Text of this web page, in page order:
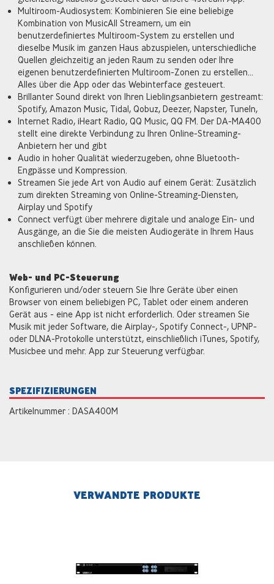
Multiroom-Audiosystem: Kombinieren Sie eine beliebige
Kombination von MusicAll Streamern, um ein
benutzerdefiniertes Multiroom-System zu erstellen und
dieselbe Musik im ganzen Haus abzuspielen, unterschiedliche
Quellen gleichzeitig an jeden Raum zu senden oder Ihre
eigenen benutzerdefinierten Multiroom-Zonen zu erstellen...
Alles über die App oder das Webinterface gesteuert.
Brillanter Sound direkt von Ihren Lieblingsanbietern gestreamt:
Spotify, Amazon Music, Tidal, Qobuz, Deezer, Napster, TuneIn,
Internet Radio, iHeart Radio, QQ Music, QQ FM. Der DA-MA400
stellt eine direkte Verbindung zu Ihren Online-Streaming-
Anbietern her und gibt
Audio in hoher Qualität wiederzugeben, ohne Bluetooth-
Engpässe und Kompression.
Streamen Sie jede Art von Audio auf einem Gerät: Zusätzlich
zum direkten Streaming von Online-Streaming-Diensten,
Airplay und Spotify
Connect verfügt über mehrere digitale und analoge Ein- und
Ausgänge, an die Sie die meisten Audiogeräte in Ihrem Haus
anschließen können.
Web- und PC-Steuerung
Konfigurieren und/oder steuern Sie Ihre Geräte über einen
Browser von einem beliebigen PC, Tablet oder einem anderen
Gerät aus - eine App ist nicht erforderlich. Oder streamen Sie
Musik mit jeder Software, die Airplay-, Spotify Connect-, UPNP-
oder DLNA-Protokolle unterstützt, einschließlich iTunes, Spotify,
Musicbee und mehr. App zur Steuerung verfügbar.
SPEZIFIZIERUNGEN
Artikelnummer : DASA400M
VERWANDTE PRODUKTE